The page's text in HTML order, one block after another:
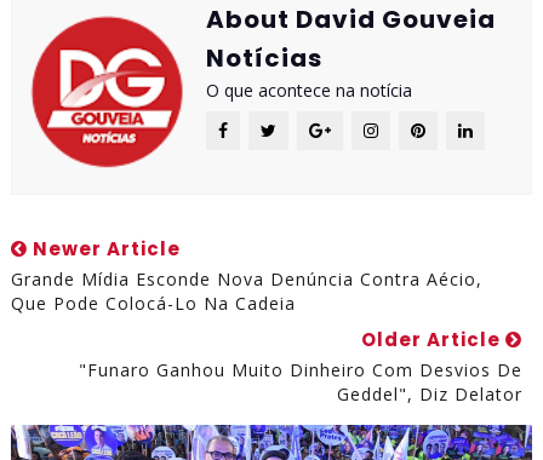
About David Gouveia
Notícias
O que acontece na notícia
Newer Article
Grande Mídia Esconde Nova Denúncia Contra Aécio,
Que Pode Colocá-Lo Na Cadeia
Older Article
"Funaro Ganhou Muito Dinheiro Com Desvios De
Geddel", Diz Delator